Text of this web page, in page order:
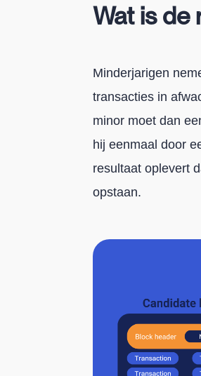
Wat is de
Minderjarigen
transacties in
minor moet dan
hij eenmaal door
resultaat oplevert
opstaan.